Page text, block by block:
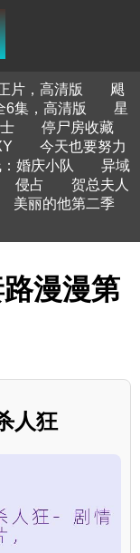
片，高清版
飓
6集，高清版
星
停尸房收藏
今天也要努力
婚庆小队
异域
侵占
贺总夫人
美丽的他第二季
漫漫第
人狂